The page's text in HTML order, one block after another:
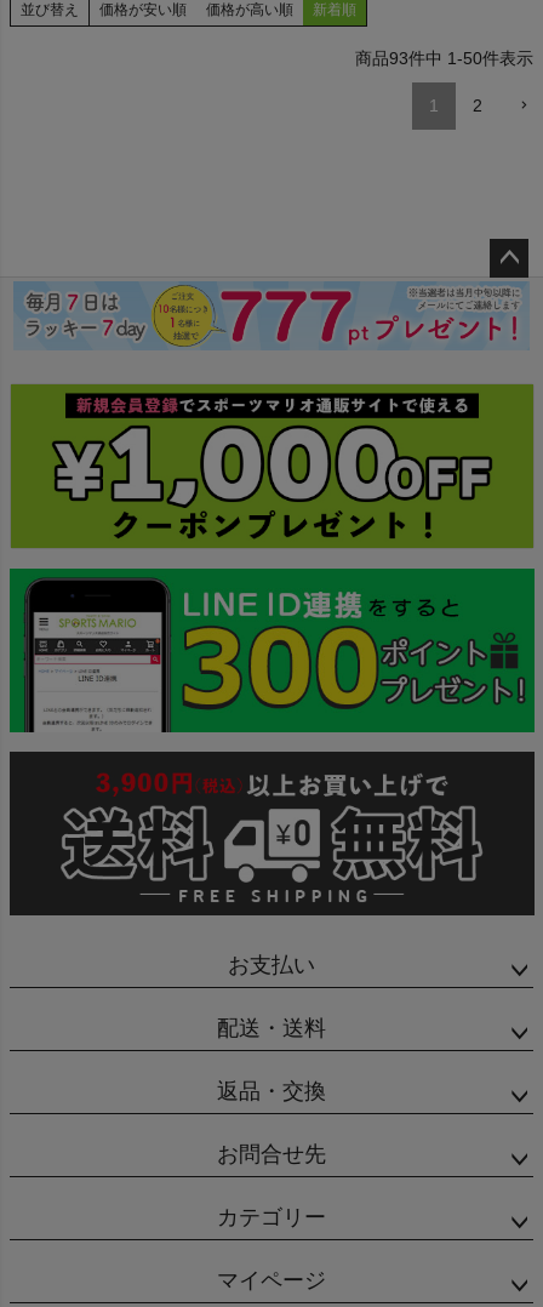
並び替え 価格が安い順 価格が高い順 新着順
93件中 1-50件表示
1 2
ペー
ジト
ップ
お支払い
配送・送料
返品・交換
お問合せ先
カテゴリー
マイページ